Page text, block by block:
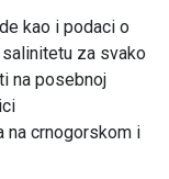
kao i podaci o
za svako
na posebnoj
na crnogorskom i